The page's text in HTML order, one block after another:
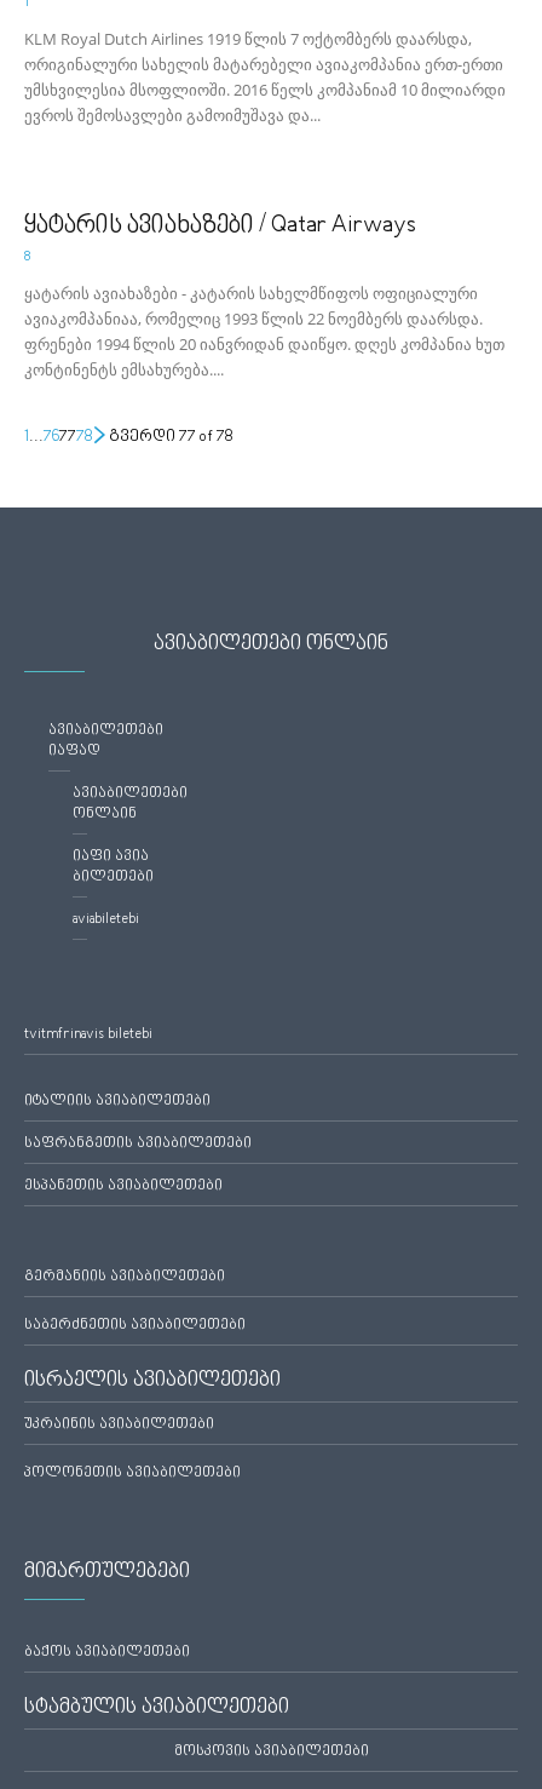
KLM Royal Dutch Airlines 1919 წლის 7 ოქტომბერს დაარსდა,
ორიგინალური სახელის მატარებელი ავიაკომპანია ერთ-ერთი
უმსხვილესია მსოფლიოში. 2016 წელს კომპანიამ 10 მილიარდი
ევროს შემოსავლები გამოიმუშავა და...
ყატარის ავიახაზები / Qatar Airways
8
ყატარის ავიახაზები - კატარის სახელმწიფოს ოფიციალური
ავიაკომპანიაა, რომელიც 1993 წლის 22 ნოემბერს დაარსდა.
ფრენები 1994 წლის 20 იანვრიდან დაიწყო. დღეს კომპანია ხუთ
კონტინენტს ემსახურება....
1...767778 გვერდი 77 of 78
ავიაბილეთები ონლაინ
ავიაბილეთები
იაფად
ავიაბილეთები
ონლაინ
იაფი ავია
ბილეთები
aviabiletebi
tvitmfrinavis biletebi
იტალიის ავიაბილეთები
საფრანგეთის ავიაბილეთები
ესპანეთის ავიაბილეთები
გერმანიის ავიაბილეთები
საბერძნეთის ავიაბილეთები
ისრაელის ავიაბილეთები
უკრაინის ავიაბილეთები
პოლონეთის ავიაბილეთები
მიმართულებები
ბაქოს ავიაბილეთები
სტამბულის ავიაბილეთები
მოსკოვის ავიაბილეთები